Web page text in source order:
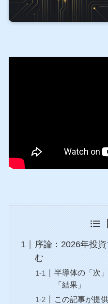
序論：2026年投
む
半導体の「次
「結果」
この記事が提